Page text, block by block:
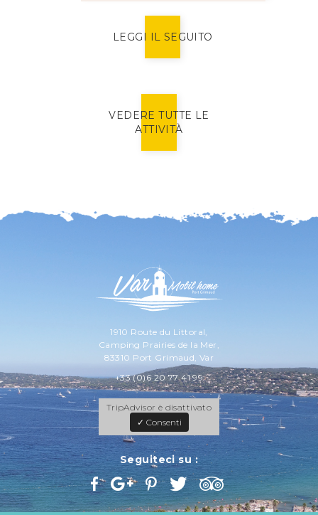
LEGGI IL SEGUITO
VEDERE TUTTE LE
ATTIVITÀ
1910 Route du Littoral,
Camping Prairies de la Mer,
83310 Port Grimaud, Var
+33 (0)6 20 77 41 99
TripAdvisor è disattivato
✓ Consenti
Seguiteci su :